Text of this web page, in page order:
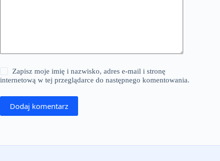
Zapisz moje imię i nazwisko, adres e-mail i stronę
internetową w tej przeglądarce do następnego komentowania.
Dodaj komentarz